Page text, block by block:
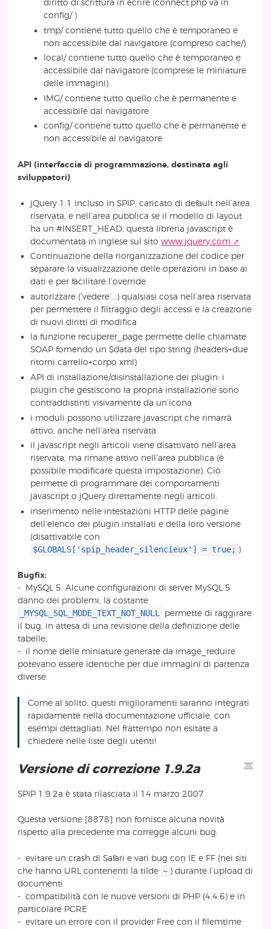
diritto di scrittura in ecrire (connect.php va in
config/ )
tmp/ contiene tutto quello che è temporaneo e
non accessibile dal navigatore (compreso cache/)
local/ contiene tutto quello che è temporaneo e
accessibile dal navigatore (comprese le miniature
delle immagini)
IMG/ contiene tutto quello che è permanente e
accessibile dal navigatore
config/ contiene tutto quello che è permanente e
non accessibile al navigatore
API (interfaccia di programmazione, destinata agli
sviluppatori)
jQuery 1.1 incluso in SPIP, caricato di default nell’area
riservata, e nell’area pubblica se il modello di layout
ha un #INSERT_HEAD; questa libreria javascript è
documentata in inglese sul sitowww.jquery.com
Continuazione della riorganizzazione del codice per
separare la visualizzazione delle operazioni in base ai
dati e per facilitare l’override
autorizzare (’vedere’...) qualsiasi cosa nell’area riservata
per permettere il filtraggio degli accessi e la creazione
di nuovi diritti di modifica
la funzione recuperer_page permette delle chiamate
SOAP fornendo un $data del tipo string (headers+due
ritorni carrello+corpo xml)
API di installazione/disinstallazione dei plugin: i
plugin che gestiscono la propria installazione sono
contraddistinti visivamente da un’icona
i moduli possono utilizzare javascript che rimarrà
attivo, anche nell’area riservata
il javascript negli articoli viene disattivato nell’area
riservata, ma rimane attivo nell’area pubblica (è
possibile modificare questa impostazione). Ciò
permette di programmare dei comportamenti
javascript o jQuery direttamente negli articoli.
inserimento nelle intestazioni HTTP delle pagine
dell’elenco dei plugin installati e della loro versione
(disattivabile con
$GLOBALS['spip_header_silencieux'] = true; )
Bugfix:
- MySQL 5: Alcune configurazioni di server MySQL 5
danno dei problemi, la costante
_MYSQL_SQL_MODE_TEXT_NOT_NULL permette di raggirare
il bug, in attesa di una revisione della definizione delle
tabelle;
- il nome delle miniature generate da image_reduire
potevano essere identiche per due immagini di partenza
diverse
Come al solito, questi miglioramenti saranno integrati
rapidamente nella documentazione ufficiale, con
esempi dettagliati. Nel frattempo non esitate a
chiedere nelle liste degli utenti!
Versione di correzione 1.9.2a
SPIP 1.9.2a è stata rilasciata il 14 marzo 2007
Questa versione [8878] non fornisce alcuna novità
rispetto alla precedente ma corregge alcuni bug:
- evitare un crash di Safari e vari bug con IE e FF (nei siti
che hanno URL contenenti la tilde ~ ) durante l’upload di
documenti
- compatibilità con le nuove versioni di PHP (4.4.6) e in
particolare PCRE
- evitare un errore con il provider Free con il filemtime